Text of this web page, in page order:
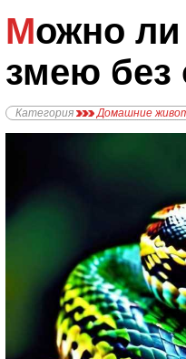
Можно ли держать
змею без
Категория Домашние